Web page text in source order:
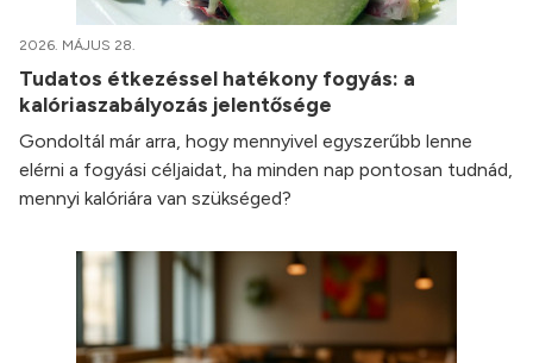
2026. MÁJUS 28.
Tudatos étkezéssel hatékony fogyás: a
kalóriaszabályozás jelentősége
Gondoltál már arra, hogy mennyivel egyszerűbb lenne
elérni a fogyási céljaidat, ha minden nap pontosan tudnád,
mennyi kalóriára van szükséged?